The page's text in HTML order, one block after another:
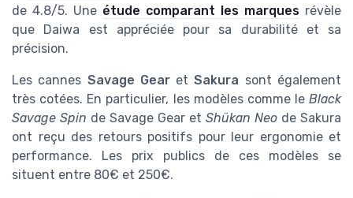
de 4.8/5. Une étude comparant les marques révèle
que Daiwa est appréciée pour sa durabilité et sa
précision.
Les cannes Savage GearetSakura sont également
très cotées. En particulier, les modèles comme le Black
Savage Spin de Savage Gear et Shükan Neo de Sakura
ont reçu des retours positifs pour leur ergonomie et
performance. Les prix publics de ces modèles se
situent entre 80€ et 250€.